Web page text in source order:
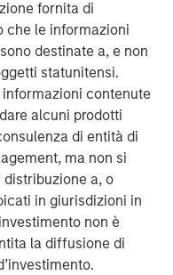
fornita di
che le informazioni
destinate a, e non
statunitensi.
contenute
alcuni prodotti
di entità di
ma non si
distribuzione a, o
in giurisdizioni in
non è
la diffusione di
Estate Investing,
this high-quality
which has
As people
and as the first Baby
demand for senior
this sector to grow
five years as this
new partnership with
marked by their
assets—an